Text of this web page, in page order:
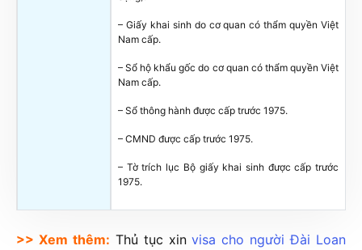
– Giấy khai sinh do cơ quan có thẩm quyền Việt
Nam cấp.
– Sổ hộ khẩu gốc do cơ quan có thẩm quyền Việt
Nam cấp.
– Sổ thông hành được cấp trước 1975.
– CMND được cấp trước 1975.
– Tờ trích lục Bộ giấy khai sinh được cấp trước
1975.
>> Xem thêm: Thủ tục xinvisa cho người Đài Loan